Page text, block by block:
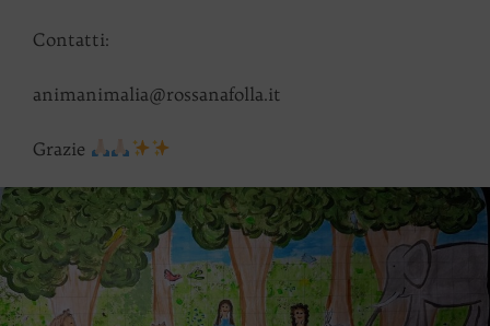
Contatti:
animanimalia@rossanafolla.it
Grazie